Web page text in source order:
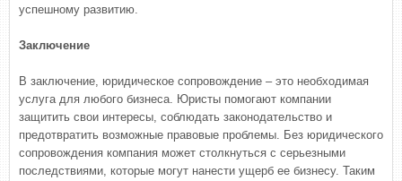
успешному развитию.
Заключение
В заключение, юридическое сопровождение – это необходимая
услуга для любого бизнеса. Юристы помогают компании
защитить свои интересы, соблюдать законодательство и
предотвратить возможные правовые проблемы. Без юридического
сопровождения компания может столкнуться с серьезными
последствиями, которые могут нанести ущерб ее бизнесу. Таким